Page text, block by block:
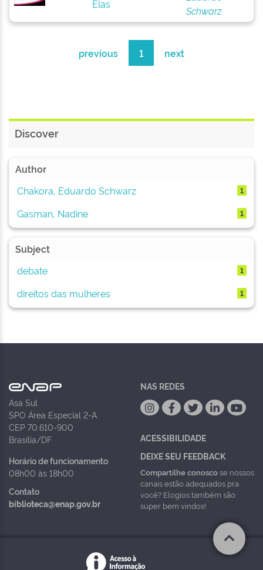
Elas
Schwarz
previous 1 next
Discover
Author
Chakora, Eduardo Schwarz
1
Gasman, Nadine 1
Subject
debate
1
direitos das mulheres 1
Asa Sul
SPO Área Especial 2-A
CEP 70.610-900
Brasília/DF
Horário de funcionamento
08h00 às 18h00
Contato
biblioteca@enap.gov.br
NAS REDES
ACESSIBILIDADE
DEIXE SEU FEEDBACK
Compartilhe conoscose nossos
canais estão adequados pra
você? Elogios também são
super bem vindos!